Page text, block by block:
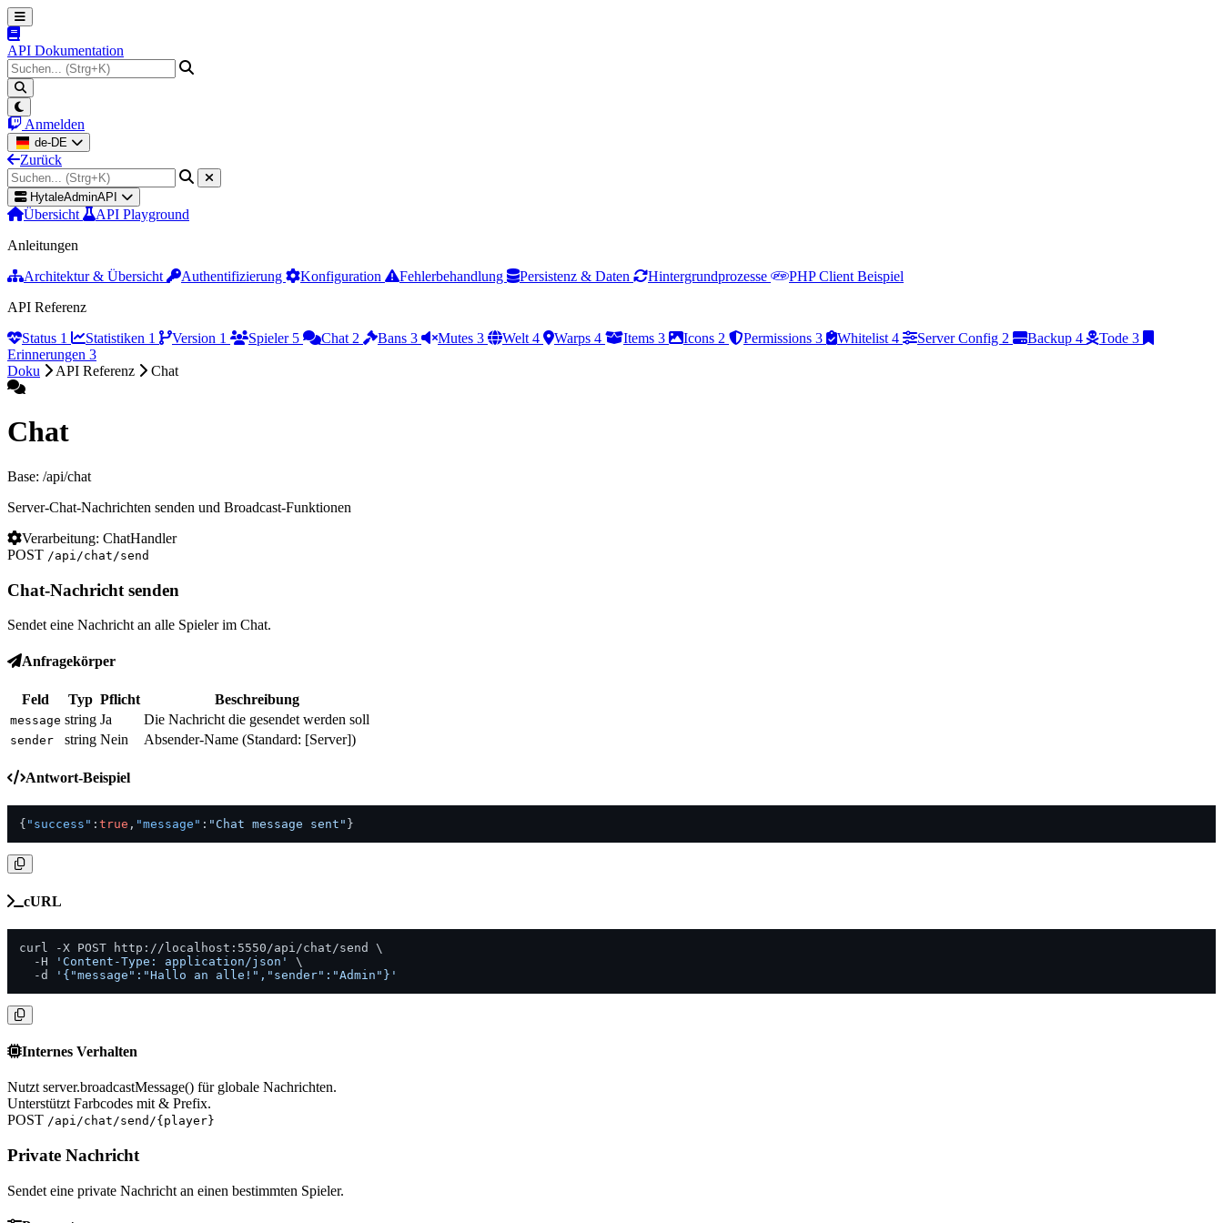
API Dokumentation
Anmelden
de-DE
Zurück
HytaleAdminAPI
Übersicht
API Playground
Anleitungen
Architektur & Übersicht
Authentifizierung Konfiguration Fehlerbehandlung Persistenz & Daten Hintergrundprozesse
PHP Client Beispiel
API Referenz
Status 1 Statistiken 1 Version 1 Spieler 5 Chat 2 Bans 3 Mutes 3 Welt 4 Warps 4 Items 3 Icons 2 Permissions 3 Whitelist 4 Server Config 2 Backup 4 Tode 3
Erinnerungen 3
Doku
API Referenz Chat
Chat
Base: /api/chat
Server-Chat-Nachrichten senden und Broadcast-Funktionen
Verarbeitung: ChatHandler
POST /api/chat/send
Chat-Nachricht senden
Sendet eine Nachricht an alle Spieler im Chat.
Anfragekörper
Feld Typ Pflicht Beschreibung
message string Ja Die Nachricht die gesendet werden soll
sender string Nein Absender-Name (Standard: [Server])
Antwort-Beispiel
{ "success" : true , "message" : "Chat message sent" }
cURL
curl -X POST http://localhost:5550/api/chat/send \
  -H
'Content-Type: application/json'
\
  -d
'{"message":"Hallo an alle!","sender":"Admin"}'
Internes Verhalten
Nutzt server.broadcastMessage() für globale Nachrichten.
Unterstützt Farbcodes mit & Prefix.
POST /api/chat/send/{player}
Private Nachricht
Sendet eine private Nachricht an einen bestimmten Spieler.